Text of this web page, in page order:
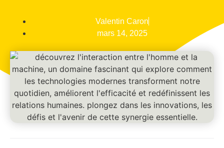
Valentin Caron
mars 14, 2025